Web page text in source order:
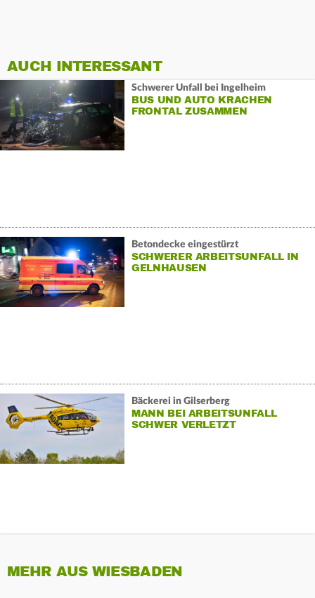
AUCH INTERESSANT
Schwerer Unfall bei Ingelheim
BUS UND AUTO KRACHEN
FRONTAL ZUSAMMEN
Betondecke eingestürzt
SCHWERER ARBEITSUNFALL IN
GELNHAUSEN
Bäckerei in Gilserberg
MANN BEI ARBEITSUNFALL
SCHWER VERLETZT
MEHR AUS WIESBADEN